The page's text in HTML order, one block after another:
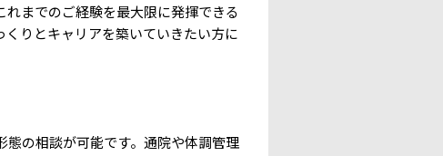
までのご経験を最大限に発揮できる
りとキャリアを築いていきたい方に
の相談が可能です。通院や体調管理